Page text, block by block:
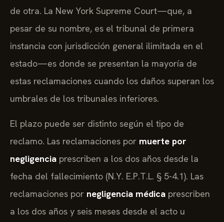
de otra. La New York Supreme Court—que, a
pesar de su nombre, es el tribunal de primera
instancia con jurisdicción general ilimitada en el
estado—es donde se presentan la mayoría de
estas reclamaciones cuando los daños superan los
umbrales de los tribunales inferiores.
El plazo puede ser distinto según el tipo de
reclamo. Las reclamaciones por muerte por
negligencia prescriben a los dos años desde la
fecha del fallecimiento (N.Y. E.P.T.L. § 5-4.1). Las
reclamaciones por negligencia médica prescriben
a los dos años y seis meses desde el acto u